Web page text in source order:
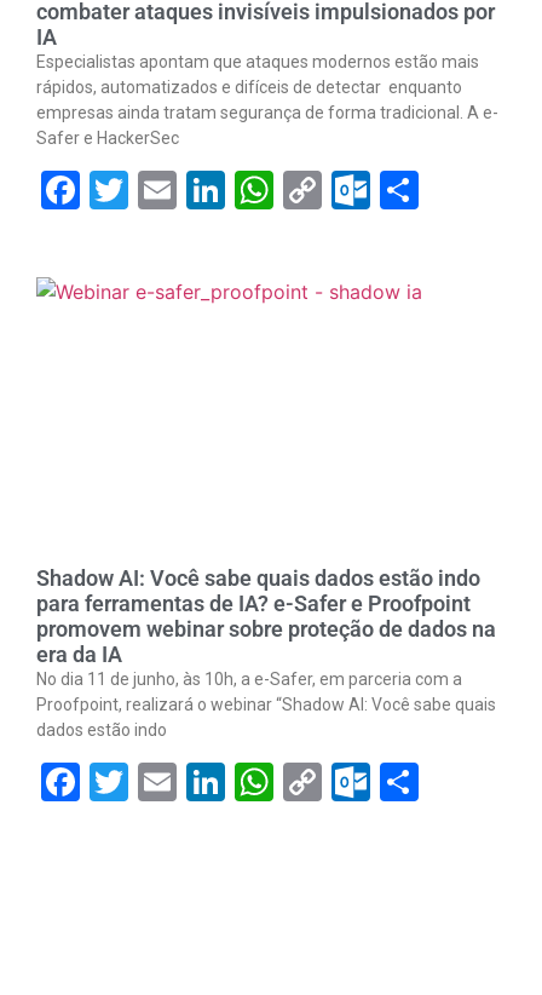
combater ataques invisíveis impulsionados por
IA
Especialistas apontam que ataques modernos estão mais
rápidos, automatizados e difíceis de detectar enquanto
empresas ainda tratam segurança de forma tradicional. A e-
Safer e HackerSec
Facebook
Twitter
EmailLinkedIn
WhatsApp
Copy
Shadow AI: Você sabe quais dados estão indo
para ferramentas de IA? e-Safer e Proofpoint
promovem webinar sobre proteção de dados na
era da IA
No dia 11 de junho, às 10h, a e-Safer, em parceria com a
Proofpoint, realizará o webinar “Shadow AI: Você sabe quais
dados estão indo
Facebook
Twitter
EmailLinkedIn
WhatsApp
Copy